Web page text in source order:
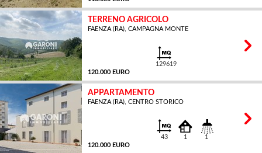
TERRENO AGRICOLO
FAENZA (RA), CAMPAGNA MONTE
120.000 EURO
129619
APPARTAMENTO
FAENZA (RA), CENTRO STORICO
120.000 EURO
43 1 1